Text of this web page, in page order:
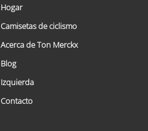
opciones
pueden
elegir
en
la
página
de
Hogar
Camisetas de ciclismo
Acerca de Ton Merckx
Blog
Izquierda
Contacto